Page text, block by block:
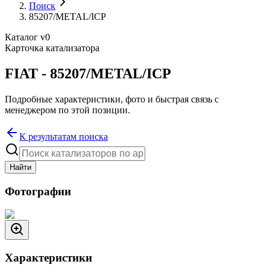
Поиск
85207/METAL/ICP
Каталог v0
Карточка катализатора
FIAT - 85207/METAL/ICP
Подробные характеристики, фото и быстрая связь с
менеджером по этой позиции.
К результатам поиска
Найти
Фотографии
Характеристики